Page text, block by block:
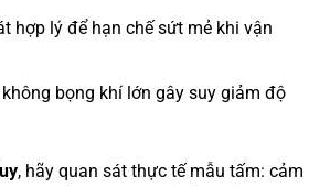
hợp lý để hạn chế sứt mẻ khi vận
bọng khí lớn gây suy giảm độ
, hãy quan sát thực tế mẫu tấm: cảm